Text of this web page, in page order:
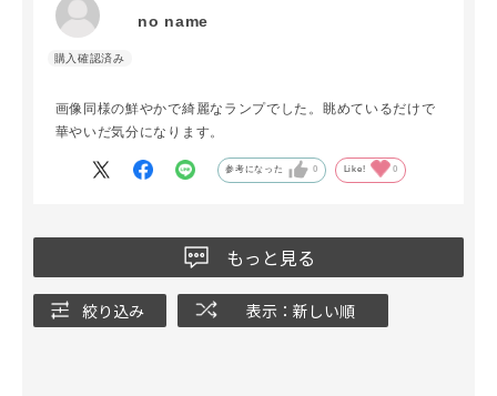
no name
画像同様の鮮やかで綺麗なランプでした。眺めているだけで
華やいだ気分になります。
参考になった 0 Like! 0
もっと見る
絞り込み 表示：新しい順